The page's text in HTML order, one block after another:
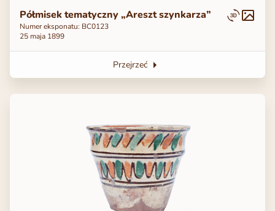
Półmisek tematyczny „Areszt szynkarza”
Numer eksponatu: ВС0123
25 maja 1899
Przejrzeć